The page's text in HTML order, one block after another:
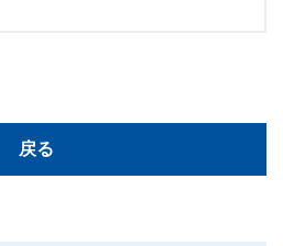
戻る